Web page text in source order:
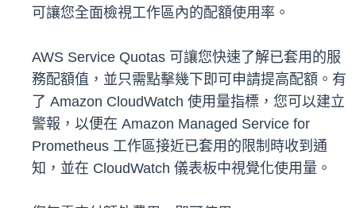
可讓您全面檢視工作區內的配額使用率。
AWS Service Quotas 可讓您快速了解已套用的服
務配額值，並只需點擊幾下即可申請提高配額。有
了 Amazon CloudWatch 使用量指標，您可以建立
警報，以便在 Amazon Managed Service for
Prometheus 工作區接近已套用的限制時收到通
知，並在 CloudWatch 儀表板中視覺化使用量。